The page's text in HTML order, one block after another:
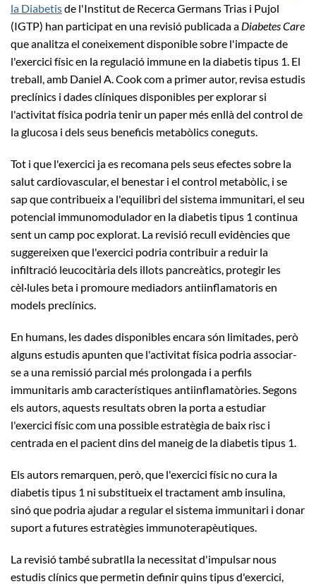
la Diabetisde l'Institut de Recerca Germans Trias i Pujol
(IGTP) han participat en una revisió publicada a Diabetes Care
que analitza el coneixement disponible sobre l'impacte de
l'exercici físic en la regulació immune en la diabetis tipus 1. El
treball, amb Daniel A. Cook com a primer autor, revisa estudis
preclínics i dades clíniques disponibles per explorar si
l'activitat física podria tenir un paper més enllà del control de
la glucosa i dels seus beneficis metabòlics coneguts.
Tot i que l'exercici ja es recomana pels seus efectes sobre la
salut cardiovascular, el benestar i el control metabòlic, i se
sap que contribueix a l'equilibri del sistema immunitari, el seu
potencial immunomodulador en la diabetis tipus 1 continua
sent un camp poc explorat. La revisió recull evidències que
suggereixen que l'exercici podria contribuir a reduir la
infiltració leucocitària dels illots pancreàtics, protegir les
cèl·lules beta i promoure mediadors antiinflamatoris en
models preclínics.
En humans, les dades disponibles encara són limitades, però
alguns estudis apunten que l'activitat física podria associar-
se a una remissió parcial més prolongada i a perfils
immunitaris amb característiques antiinflamatòries. Segons
els autors, aquests resultats obren la porta a estudiar
l'exercici físic com una possible estratègia de baix risc i
centrada en el pacient dins del maneig de la diabetis tipus 1.
Els autors remarquen, però, que l'exercici físic no cura la
diabetis tipus 1 ni substitueix el tractament amb insulina,
sinó que podria ajudar a regular el sistema immunitari i donar
suport a futures estratègies immunoterapèutiques.
La revisió també subratlla la necessitat d'impulsar nous
estudis clínics que permetin definir quins tipus d'exercici,